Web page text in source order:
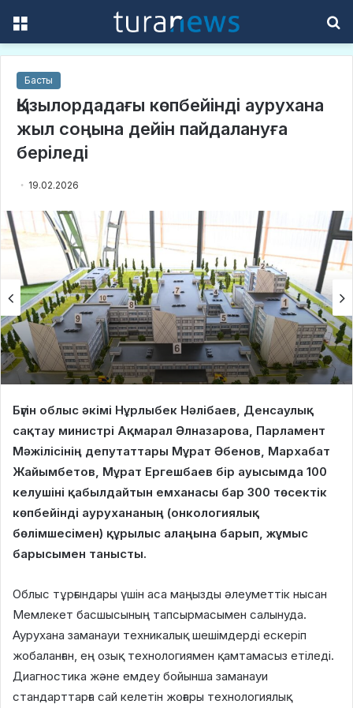
Басты
Қызылордадағы көпбейінді аурухана
жыл соңына дейін пайдалануға
беріледі
19.02.2026
Бүгін облыс әкімі Нұрлыбек Нәлібаев, Денсаулық
сақтау министрі Ақмарал Әлназарова, Парламент
Мәжілісінің депутаттары Мұрат Әбенов, Мархабат
Жайымбетов, Мұрат Ергешбаев бір ауысымда 100
келушіні қабылдайтын емханасы бар 300 төсектік
көпбейінді аурухананың (онкологиялық
бөлімшесімен) құрылыс алаңына барып, жұмыс
барысымен танысты.
Облыс тұрғындары үшін аса маңызды әлеуметтік нысан
Мемлекет басшысының тапсырмасымен салынуда.
Аурухана заманауи техникалық шешімдерді ескеріп
жобаланған, ең озық технологиямен қамтамасыз етіледі.
Диагностика және емдеу бойынша заманауи
стандарттарға сай келетін жоғары технологиялық